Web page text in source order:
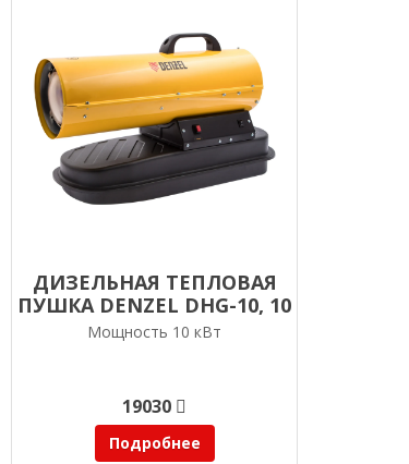
ДИЗЕЛЬНАЯ ТЕПЛОВАЯ
ПУШКА DENZEL DHG-10, 10
КВТ, 300 М3/Ч, ПРЯМОЙ
Мощность 10 кВт
19030
Подробнее